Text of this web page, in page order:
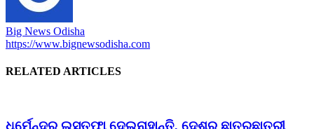
Big News Odisha
https://www.bignewsodisha.com
RELATED ARTICLES
ଧର୍ମେନ୍ଦ୍ର ଇସ୍ତଫା ଦେଇନାହାନ୍ତି, ଦେଶର ଛାତ୍ରଛାତ୍ରୀ